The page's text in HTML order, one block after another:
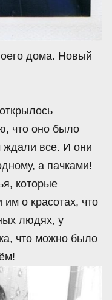
дома. Новый
что оно было
все. И они
а пачками!
которые
о красотах, что
людях, у
что можно было